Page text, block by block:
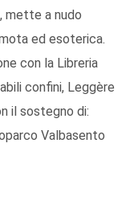
mette a nudo
ed esoterica.
con la Libreria
confini, Leggère
il sostegno di:
Valbasento